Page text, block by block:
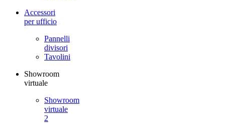
Accessori
per ufficio
Pannelli
divisori
Tavolini
Showroom
virtuale
Showroom
virtuale
2